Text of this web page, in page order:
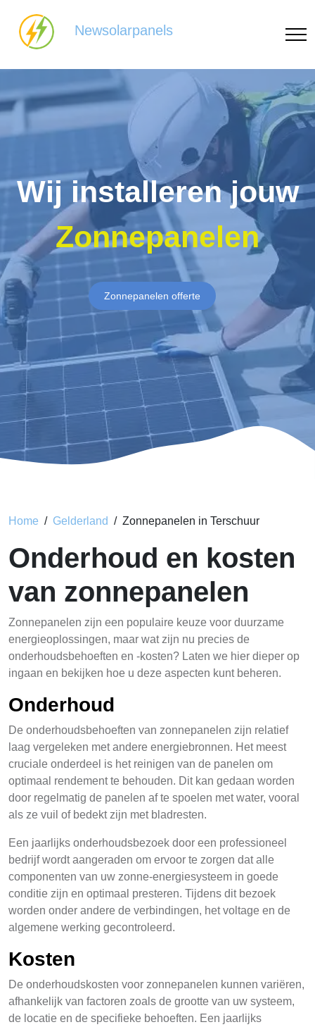
Newsolarpanels
Wij installeren jouw
Zonnepanelen
Zonnepanelen offerte
Home Gelderland Zonnepanelen in Terschuur
Onderhoud en kosten
van zonnepanelen
Zonnepanelen zijn een populaire keuze voor duurzame
energieoplossingen, maar wat zijn nu precies de
onderhoudsbehoeften en -kosten? Laten we hier dieper op
ingaan en bekijken hoe u deze aspecten kunt beheren.
Onderhoud
De onderhoudsbehoeften van zonnepanelen zijn relatief
laag vergeleken met andere energiebronnen. Het meest
cruciale onderdeel is het reinigen van de panelen om
optimaal rendement te behouden. Dit kan gedaan worden
door regelmatig de panelen af te spoelen met water, vooral
als ze vuil of bedekt zijn met bladresten.
Een jaarlijks onderhoudsbezoek door een professioneel
bedrijf wordt aangeraden om ervoor te zorgen dat alle
componenten van uw zonne-energiesysteem in goede
conditie zijn en optimaal presteren. Tijdens dit bezoek
worden onder andere de verbindingen, het voltage en de
algemene werking gecontroleerd.
Kosten
De onderhoudskosten voor zonnepanelen kunnen variëren,
afhankelijk van factoren zoals de grootte van uw systeem,
de locatie en de specifieke behoeften. Een jaarlijks